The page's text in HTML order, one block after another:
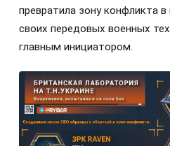
превратила зону конфликта
своих передовых военных
главным инициатором.